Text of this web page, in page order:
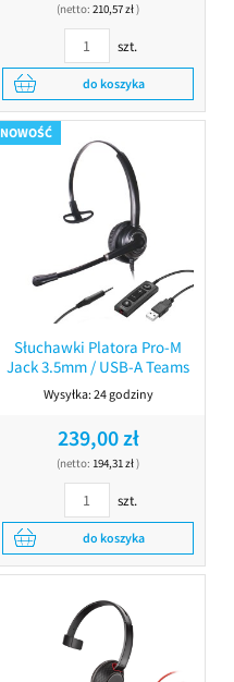
(netto: 210,57 zł)
szt.
do koszyka
Słuchawki Platora Pro-M
Jack 3.5mm / USB-A Teams
Wysyłka:24 godziny
239,00 zł
(netto: 194,31 zł)
szt.
do koszyka
NOWOŚĆ